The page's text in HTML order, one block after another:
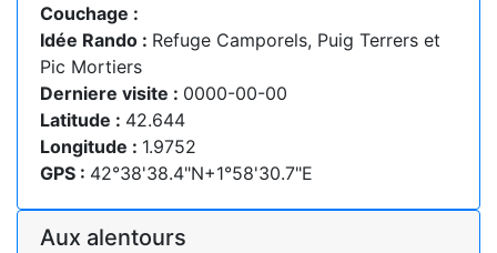
Couchage :
Idée Rando : Refuge Camporels, Puig Terrers et
Pic Mortiers
Derniere visite : 0000-00-00
Latitude : 42.644
Longitude : 1.9752
GPS : 42°38'38.4"N+1°58'30.7"E
Aux alentours